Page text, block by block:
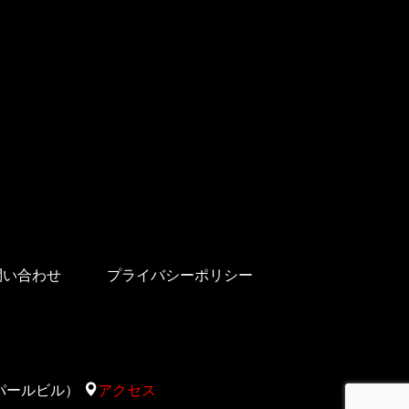
合わせ プライバシーポリシー
ルビル） アクセス